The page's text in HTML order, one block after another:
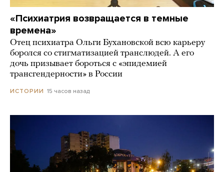
«Психиатрия возвращается в темные
времена»
Отец психиатра Ольги Бухановской всю карьеру
боролся со стигматизацией транслюдей. А его
дочь призывает бороться с «эпидемией
трансгендерности» в России
ИСТОРИИ 15 часов назад